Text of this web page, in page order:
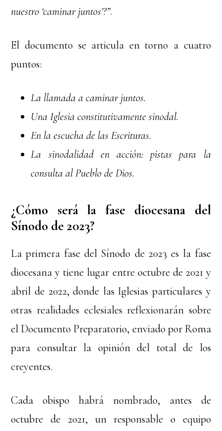
nuestro ‘caminar juntos’?”.
El documento se articula en torno a cuatro
puntos:
La llamada a caminar juntos.
Una Iglesia constitutivamente sinodal.
En la escucha de las Escrituras.
La sinodalidad en acción: pistas para la
consulta al Pueblo de Dios.
¿Cómo será la fase diocesana del
Sínodo de 2023?
La primera fase del Sínodo de 2023 es la fase
diocesana y tiene lugar entre octubre de 2021 y
abril de 2022, donde las Iglesias particulares y
otras realidades eclesiales reflexionarán sobre
el Documento Preparatorio, enviado por Roma
para consultar la opinión del total de los
creyentes.
Cada obispo habrá nombrado, antes de
octubre de 2021, un responsable o equipo